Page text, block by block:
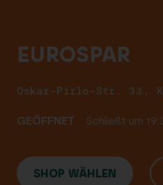
EUROSPAR
Oskar-Pirlo-Str. 33,
GEÖFFNET Schließt um
SHOP WÄHLEN